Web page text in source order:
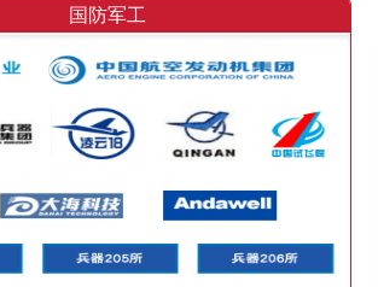
国防军工